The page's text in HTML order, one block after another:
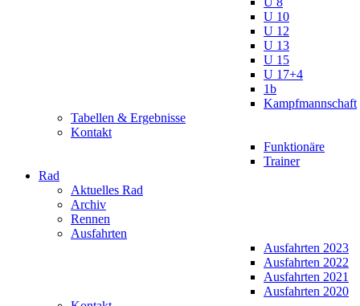
U 10
U 12
U 13
U 15
U 17+4
1b
Kampfmannschaft
Tabellen & Ergebnisse
Kontakt
Funktionäre
Trainer
Rad
Aktuelles Rad
Archiv
Rennen
Ausfahrten
Ausfahrten 2023
Ausfahrten 2022
Ausfahrten 2021
Ausfahrten 2020